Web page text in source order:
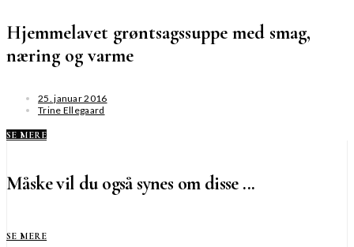
Hjemmelavet grøntsagssuppe med smag,
næring og varme
25. januar 2016
Trine Ellegaard
SE MERE
Måske vil du også synes om disse ...
SE MERE